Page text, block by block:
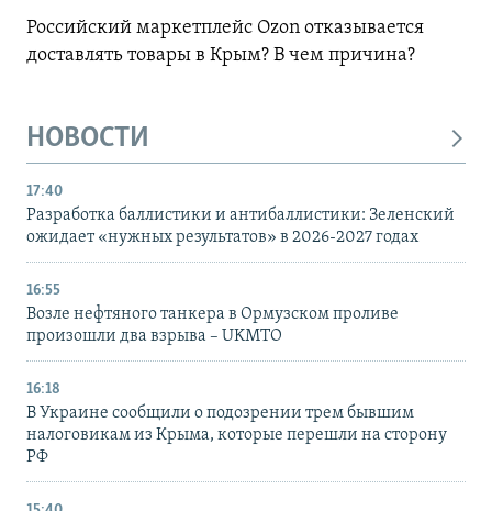
Российский маркетплейс Ozon отказывается
доставлять товары в Крым? В чем причина?
НОВОСТИ
17:40
Разработка баллистики и антибаллистики: Зеленский
ожидает «нужных результатов» в 2026-2027 годах
16:55
Возле нефтяного танкера в Ормузском проливе
произошли два взрыва – UKMTO
16:18
В Украине сообщили о подозрении трем бывшим
налоговикам из Крыма, которые перешли на сторону
РФ